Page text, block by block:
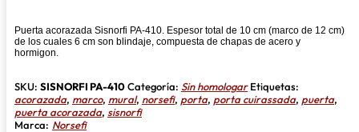
Puerta acorazada Sisnorfi PA-410. Espesor total de 10 cm (marco de 12 cm)
de los cuales 6 cm son blindaje, compuesta de chapas de acero y
hormigon.
SKU: SISNORFI PA-410Categoría: Sin homologar Etiquetas:
acorazada, marco, mural, norsefi, porta, porta cuirassada, puerta,
puerta acorazada, sisnorfi
Marca: Norsefi